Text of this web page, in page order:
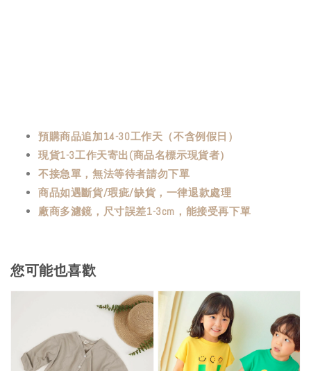
預購商品追加14-30工作天（不含例假日）
現貨1-3工作天寄出(商品名標示現貨者）
不接急單，無法等待者請勿下單
商品如遇斷貨/瑕疵/缺貨，一律退款處理
廠商多濾鏡，尺寸誤差1-3cm，能接受再下單
您可能也喜歡